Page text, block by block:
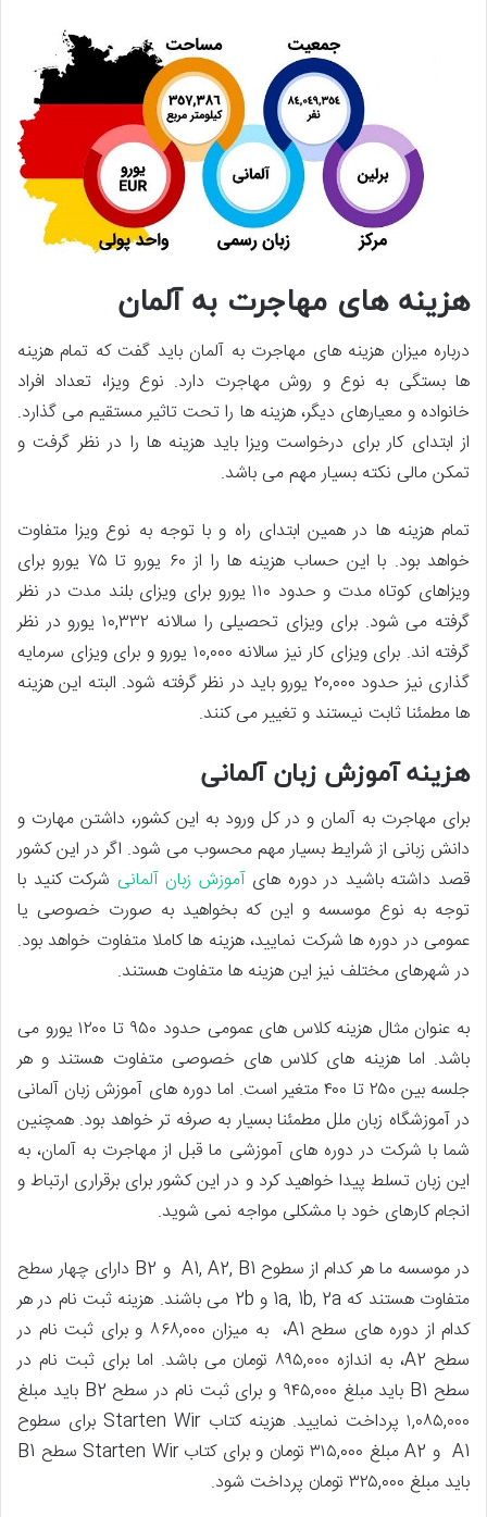
هزینه های مهاجرت به آلمان
درباره میزان هزینه های مهاجرت به آلمان باید گفت که تمام هزینه
ها بستگی به نوع و روش مهاجرت دارد. نوع ویزا، تعداد افراد
خانواده و معیارهای دیگر، هزینه ها را تحت تاثیر مستقیم می گذارد.
از ابتدای کار برای درخواست ویزا باید هزینه ها را در نظر گرفت و
تمکن مالی نکته بسیار مهم می باشد.
تمام هزینه ها در همین ابتدای راه و با توجه به نوع ویزا متفاوت
خواهد بود‌. با این حساب هزینه ها را از ۶۰ یورو تا ۷۵ یورو برای
ویزاهای کوتاه مدت و حدود ۱۱۰ یورو برای ویزای بلند مدت در نظر
گرفته می شود. برای ویزای تحصیلی را سالانه ۱۰,۳۳۲ یورو در نظر
گرفته اند‌. برای ویزای کار نیز سالانه ۱۰,۰۰۰ یورو و برای ویزای سرمایه
گذاری نیز حدود ۲۰,۰۰۰ یورو باید در نظر گرفته شود. البته این هزینه
ها مطمئنا ثابت نیستند و تغییر می کنند‌.
هزینه آموزش زبان آلمانی
برای مهاجرت به آلمان و در کل ورود به این کشور، داشتن مهارت و
دانش زبانی از شرایط بسیار مهم محسوب می شود. اگر در این کشور
قصد داشته باشید در دوره هایآموزش زبان آلمانی شرکت کنید با
توجه به نوع موسسه و این که بخواهید به صورت خصوصی یا
عمومی در دوره ها شرکت نمایید، هزینه ها کاملا متفاوت خواهد بود‌.
در شهرهای مختلف نیز این هزینه ها متفاوت هستند.
به عنوان مثال هزینه کلاس های عمومی حدود ۹۵۰ تا ۱۲۰۰ یورو می
باشد. اما هزینه های کلاس های خصوصی متفاوت هستند و هر
جلسه بین ۲۵۰ تا ۴۰۰ متغیر است. اما دوره های آموزش زبان آلمانی
در آموزشگاه زبان ملل مطمئنا بسیار به صرفه تر خواهد بود. همچنین
شما با شرکت در دوره های آموزشی ما قبل از مهاجرت به آلمان، به
این زبان تسلط پیدا خواهید کرد و در این کشور برای برقراری ارتباط و
انجام کارهای خود با مشکلی مواجه نمی شوید.
در موسسه ما هر کدام از سطوح A1, A2, B1 و B2 دارای چهار سطح
متفاوت هستند که 1a, 1b, 2a و 2b می باشند. هزینه ثبت نام در هر
کدام از دوره های سطح A1، به میزان ۸۶۸,۰۰۰ و برای ثبت نام در
سطح A2، به اندازه ۸۹۵,۰۰۰ تومان می باشد. اما برای ثبت نام در
سطح B1 باید مبلغ ۹۴۵,۰۰۰ و برای ثبت نام در سطح B2 باید مبلغ
۱,۰۸۵,۰۰۰ پرداخت نمایید. هزینه کتاب Starten Wir برای سطوح
A1 و A2 مبلغ ۳۱۵,۰۰۰ تومان و برای کتاب Starten Wir سطح B1
باید مبلغ ۳۲۵,۰۰۰ تومان پرداخت شود.